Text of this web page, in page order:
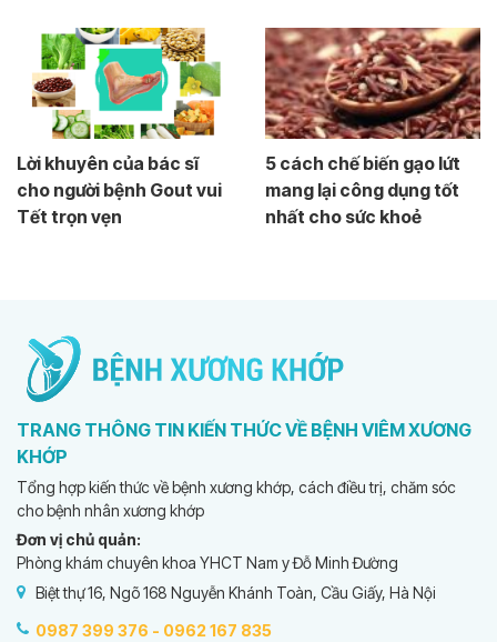
Lời khuyên của bác sĩ
cho người bệnh Gout vui
Tết trọn vẹn
5 cách chế biến gạo lứt
mang lại công dụng tốt
nhất cho sức khoẻ
TRANG THÔNG TIN KIẾN THỨC VỀ BỆNH VIÊM XƯƠNG
KHỚP
Tổng hợp kiến thức về bệnh xương khớp, cách điều trị, chăm sóc
cho bệnh nhân xương khớp
Đơn vị chủ quản:
Phòng khám chuyên khoa YHCT Nam y Đỗ Minh Đường
Biệt thự 16, Ngõ 168 Nguyễn Khánh Toàn, Cầu Giấy, Hà Nội
0987 399 376 - 0962 167 835